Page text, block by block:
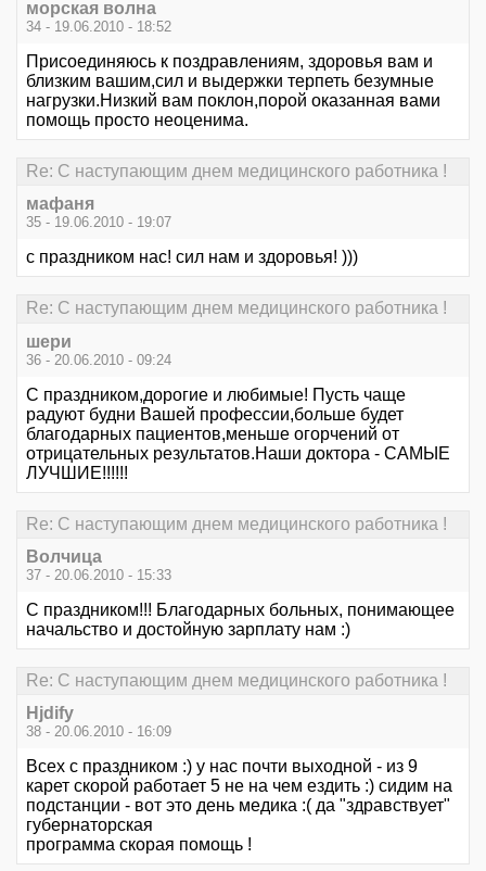
морская волна
34 - 19.06.2010 - 18:52
Присоединяюсь к поздравлениям, здоровья вам и
близким вашим,сил и выдержки терпеть безумные
нагрузки.Низкий вам поклон,порой оказанная вами
помощь просто неоценима.
Re: С наступающим днем медицинского работника !
мафаня
35 - 19.06.2010 - 19:07
с праздником нас! сил нам и здоровья! )))
Re: С наступающим днем медицинского работника !
шери
36 - 20.06.2010 - 09:24
С праздником,дорогие и любимые! Пусть чаще
радуют будни Вашей профессии,больше будет
благодарных пациентов,меньше огорчений от
отрицательных результатов.Наши доктора - САМЫЕ
ЛУЧШИЕ!!!!!!
Re: С наступающим днем медицинского работника !
Волчица
37 - 20.06.2010 - 15:33
С праздником!!! Благодарных больных, понимающее
начальство и достойную зарплату нам :)
Re: С наступающим днем медицинского работника !
Hjdify
38 - 20.06.2010 - 16:09
Всех с праздником :) у нас почти выходной - из 9
карет скорой работает 5 не на чем ездить :) сидим на
подстанции - вот это день медика :( да "здравствует"
губернаторская
программа скорая помощь !